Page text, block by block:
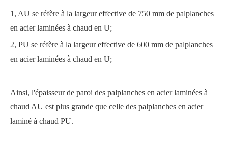
1, AU se réfère à la largeur effective de 750 mm de palplanches
en acier laminées à chaud en U;
2, PU se réfère à la largeur effective de 600 mm de palplanches
en acier laminées à chaud en U;
Ainsi, l'épaisseur de paroi des palplanches en acier laminées à
chaud AU est plus grande que celle des palplanches en acier
laminé à chaud PU.